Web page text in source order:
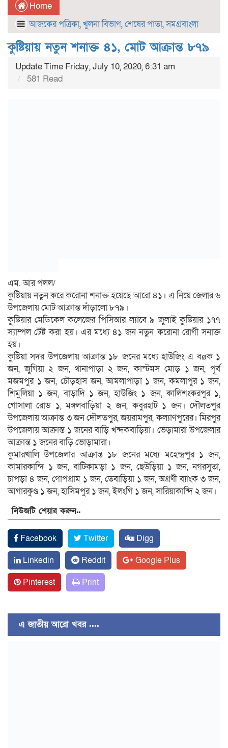
Home
আজকের পত্রিকা,খুলনা বিভাগ,শেষের পাতা,সমগ্রবাংলা
কুষ্টিয়ায় নতুন শনাক্ত ৪১, মোট আক্রান্ত ৮৭৯
Update Time Friday, July 10, 2020, 6:31 am
581 Read
এম. আর পলল/
কুষ্টিয়ায় নতুন করে করোনা শনাক্ত হয়েছে আরো ৪১। এ নিয়ে জেলার ৬
উপজেলায় মোট আক্রান্ত দাঁড়ালো ৮৭৯।
কুষ্টিয়ার মেডিকেল কলেজের পিসিআর ল্যাবে ৯ জুলাই কুষ্টিয়ার ১৭৭
স্যাম্পল টেষ্ট করা হয়। এর মধ্যে ৪১ জন নতুন করোনা রোগী সনাক্ত
হয়।
কুষ্টিয়া সদর উপজেলায় আক্রান্ত ১৮ জনের মধ্যে হাউজিং এ বø­ক ১
জন, জুগিয়া ২ জন, থানাপাড়া ২ জন, কাস্টমস মোড় ১ জন, পূর্ব
মজমপুর ১ জন, চৌড়হাস জন, আমলাপাড়া ১ জন, কমলাপুর ১ জন,
শিমুলিয়া ১ জন, বাড়াদি ১ জন, হাউজিং ১ জন, কালিশংকরপুর ১,
গোসালা রোড ১, মঙ্গলবাড়িয়া ২ জন, কবুরহাট ১ জন। দৌলতপুর
উপজেলায় আক্রান্ত ৩ জন দৌলতপুর, জয়রামপুর, কল্যাণপুরের। মিরপুর
উপজেলায় আক্রান্ত ১ জনের বাড়ি খন্দকবাড়িয়া। ভেড়ামারা উপজেলার
আক্রান্ত ১ জনের বাড়ি ভোড়ামারা।
কুমারখালি উপজেলার আক্রান্ত ১৮ জনের মধ্যে মহেন্দ্রপুর ১ জন,
কামারকান্দি ১ জন, বাটিকামড়া ১ জন, ছেউড়িয়া ১ জন, নগরসুতা,
চাপড়া ৪ জন, গোপগ্রাম ১ জন, তেবাড়িয়া ১ জন, অগ্রণী ব্যাংক ৩ জন,
আগারকুণ্ড ১ জন, হাসিমপুর ১ জন, ইলংগি ১ জন, সারিয়াকান্দি ২ জন।
নিউজটি শেয়ার করুন..
Facebook Twitter
Digg
Linkedin
Reddit
Google Plus
Pinterest
Print
এ জাতীয় আরো খবর ....